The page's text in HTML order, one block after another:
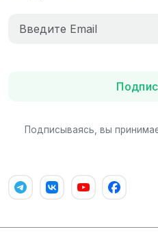
Подписываясь, вы